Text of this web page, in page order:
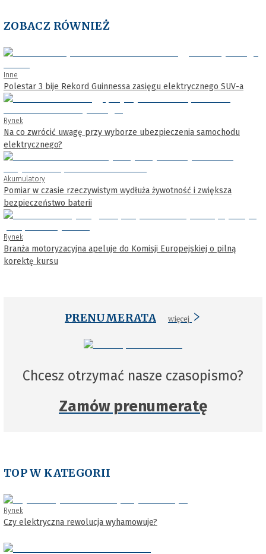
ZOBACZ RÓWNIEŻ
Inne
Polestar 3 bije Rekord Guinnessa zasięgu elektrycznego SUV-a
Rynek
Na co zwrócić uwagę przy wyborze ubezpieczenia samochodu
elektrycznego?
Akumulatory
Pomiar w czasie rzeczywistym wydłuża żywotność i zwiększa
bezpieczeństwo baterii
Rynek
Branża motoryzacyjna apeluje do Komisji Europejskiej o pilną
korektę kursu
PRENUMERATA więcej
Chcesz otrzymać nasze czasopismo?
Zamów prenumeratę
TOP W KATEGORII
Rynek
Czy elektryczna rewolucja wyhamowuje?